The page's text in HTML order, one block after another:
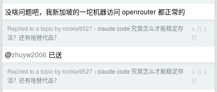
没啥问题吧，我新加坡的一坨机器访问 openrouter 都正常的
Replied to a topic by rookie9527 › claude code 究竟怎么才能稳定存
活？还有啥替代品？
4 月 9
日
@zhuyw2006 已送
Replied to a topic by rookie9527 › claude code 究竟怎么才能稳定存
活？还有啥替代品？
4 月 9
日